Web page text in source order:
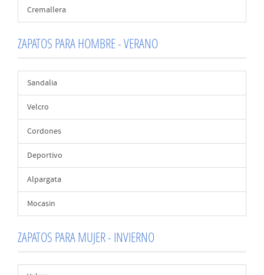
Cremallera
ZAPATOS PARA HOMBRE - VERANO
Sandalia
Velcro
Cordones
Deportivo
Alpargata
Mocasin
ZAPATOS PARA MUJER - INVIERNO